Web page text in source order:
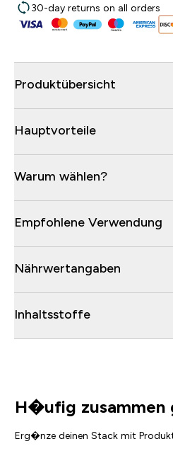
30-day returns on all orders
Produktübersicht
Hauptvorteile
Warum wählen?
Empfohlene Verwendung
Nährwertangaben
Inhaltsstoffe
H�ufig zusammen
Erg�nze deinen Stack mit